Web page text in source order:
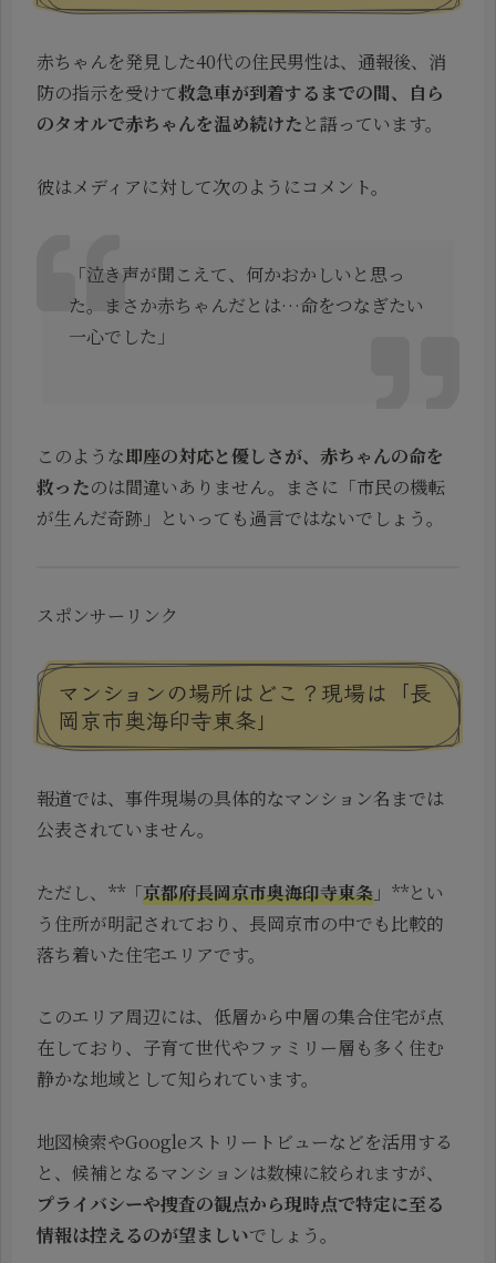
赤ちゃんを発見した40代の住民男性は、通報後、消
防の指示を受けて救急車が到着するまでの間、自ら
のタオルで赤ちゃんを温め続けたと語っています。
彼はメディアに対して次のようにコメント。
「泣き声が聞こえて、何かおかしいと思っ
た。まさか赤ちゃんだとは…命をつなぎたい
一心でした」
このような即座の対応と優しさが、赤ちゃんの命を
救ったのは間違いありません。まさに「市民の機転
が生んだ奇跡」といっても過言ではないでしょう。
スポンサーリンク
マンションの場所はどこ？現場は「長
岡京市奥海印寺東条」
報道では、事件現場の具体的なマンション名までは
公表されていません。
ただし、**「京都府長岡京市奥海印寺東条 」**とい
う住所が明記されており、長岡京市の中でも比較的
落ち着いた住宅エリアです。
このエリア周辺には、低層から中層の集合住宅が点
在しており、子育て世代やファミリー層も多く住む
静かな地域として知られています。
地図検索やGoogleストリートビューなどを活用する
と、候補となるマンションは数棟に絞られますが、
プライバシーや捜査の観点から現時点で特定に至る
情報は控えるのが望ましいでしょう。